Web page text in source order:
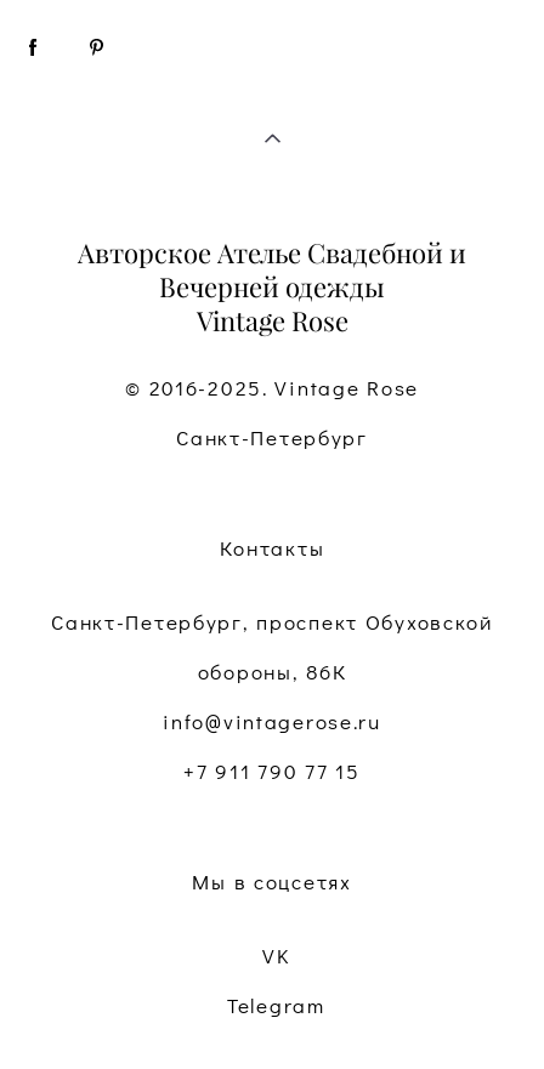
Авторское Ателье Свадебной и
Вечерней одежды
Vintage Rose
© 2016-2025. Vintage Rose
Санкт-Петербург
Контакты
Санкт-Петербург, проспект Обуховской
обороны, 86К
info@vintagerose.ru
+7 911 790 77 15
Мы в соцсетях
VK
Telegram